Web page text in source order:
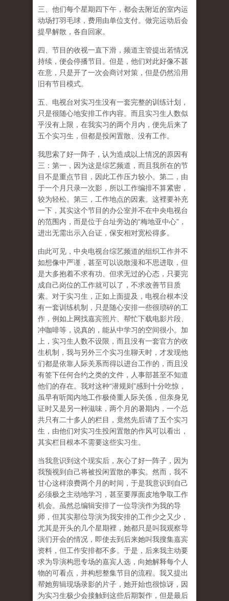
三、他们每个星期四下午，都会去附近的室内运
动场打羽毛球，费用由单位支付。做完运动后会
提早解散，各自回家。
四、节目的收视一直下滑，频道主管提出若情况
持续，便会停播节目。但是，他们对此好像不甚
在意，只是开了一次会商讨对策，但是仍然沿用
旧有节目模式。
五、电视台对实习生没有一套完整的训练计划，
只是很随心地安排工作内容。而且实习生人数似
乎没有上限，在我实习的两个月内，便先后来了
五个实习生，但都是投闲置散、没有工作。
我思索了好一阵子，认为造成以上情况的原因有
三：第一，因为这是综艺频道，而且我所在的节
目不是重点节目，因此工作压力较小。第二，由
于一个月只录一次影，所以工作编排不算紧密，
较为轻松。第三，工作地点的因素。这裡要补充
一下，其实这个节目的办公室并不在中央电视台
的范围内，而是位于台址旁边的“梅地亚中心”，
进出无需出示入台证，保安相对宽松得多。
由此可见，中央电视台综艺频道的组织工作并不
如想像中严谨，甚至可以说散漫和不思进取，但
是大多抱着不求有功、但求无过的心态，只要完
成自己岗位的工作就可以了，不求改善节目质
素。对于实习生，正如上面提及，电视台根本没
有一套训练机制，只是随心安排一些很琐碎的工
作，例如上网找嘉宾照片、帮忙下载电影片段、
冲咖啡等，说真的，能从中学习的空间很小。加
上，实习生人数不设限，而且没有一套官方的收
生机制，我与另外三个实习生聊天时，才发现他
们都是依靠人际关系而得以进台工作的，而且没
有签下任何合约之类的文件，人事部甚至不知道
他们的存在。我对这种“潜规则”感到十分吃惊，
虽早有听闻内地工作极倚重人际关係，但亲身见
证时又是另一种滋味，两个月的暑期内，一个总
共只有二十多人的栏目，竟然先后请了五个实习
生，由他们对实习生投闲置散的作风可以看出，
其实栏目根本不需要这些实习生。
当我意识到这个现实后，灰心了好一阵子，因为
我预视到自己将被投闲置散的事实。然而，我不
甘心这样浪费两个月的时间，于是我意识到自己
必须极之主动地学习，甚至要厚面皮地争取工作
机会。虽然总编辑安排了一位导演作为我的导
师，但其实那位导演为我安排的工作少之又少，
尤其是开头的几个星期裡，她都只是叫我观察导
演们开会的情况，即使去到后来她叫我搜集嘉宾
资料，但工作安排都不多。于是，后来我主动要
求为导演构思专场的嘉宾人选，向她解释每个人
物的可看点，并构想整集节目的流程。我又提出
帮她剪辑现场录影的片子，她开始也很惊讶，因
为实习生极少会接触到这些后期製作，但是最后